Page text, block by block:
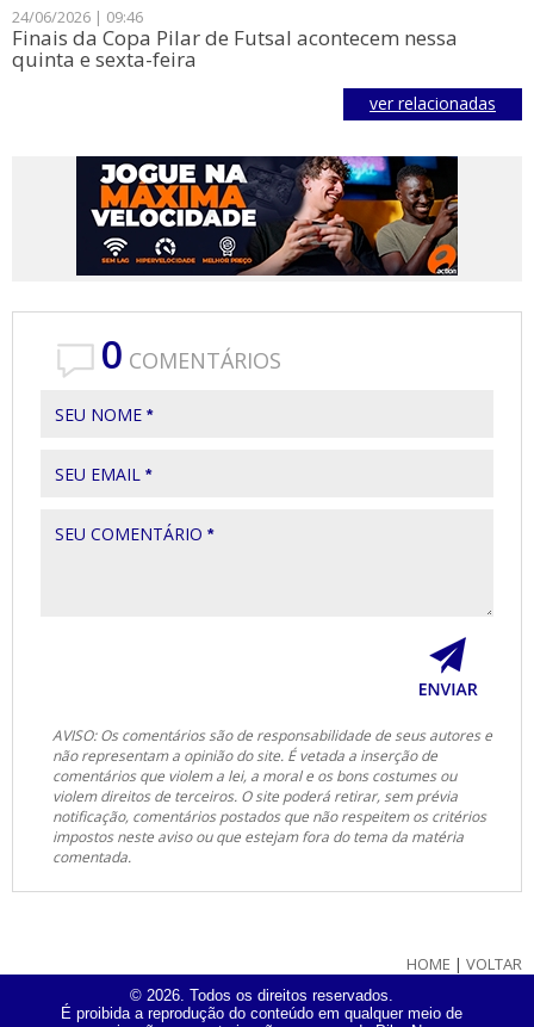
24/06/2026 | 09:46
Finais da Copa Pilar de Futsal acontecem nessa
quinta e sexta-feira
ver relacionadas
0 COMENTÁRIOS
SEU NOME *
SEU EMAIL *
SEU COMENTÁRIO *
AVISO: Os comentários são de responsabilidade de seus autores e
não representam a opinião do site. É vetada a inserção de
comentários que violem a lei, a moral e os bons costumes ou
violem direitos de terceiros. O site poderá retirar, sem prévia
notificação, comentários postados que não respeitem os critérios
impostos neste aviso ou que estejam fora do tema da matéria
comentada.
HOME | VOLTAR
© 2026. Todos os direitos reservados.
É proibida a reprodução do conteúdo em qualquer meio de